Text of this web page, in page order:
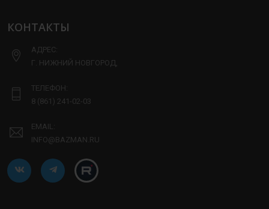
КОНТАКТЫ
АДРЕС:
Г. НИЖНИЙ НОВГОРОД,
ТЕЛЕФОН:
8 (861) 241-02-03
EMAIL:
INFO@BAZMAN.RU